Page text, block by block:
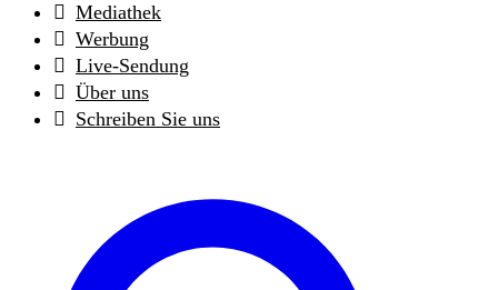
Mediathek
Werbung
Live-Sendung
Über uns
Schreiben Sie uns